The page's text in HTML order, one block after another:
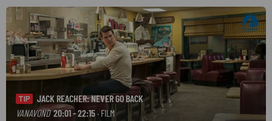
TIP
JACK REACHER: NEVER GO BACK
VANAVOND 20:01 - 22:15· FILM